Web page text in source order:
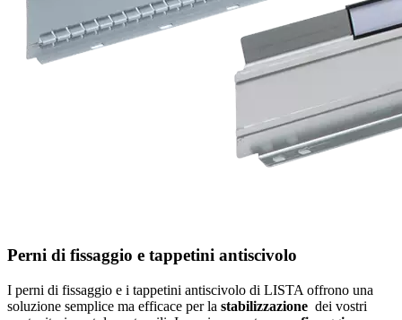
Perni di fissaggio e tappetini antiscivolo
I perni di fissaggio e i tappetini antiscivolo di LISTA offrono una
soluzione semplice ma efficace per la stabilizzazione dei vostri